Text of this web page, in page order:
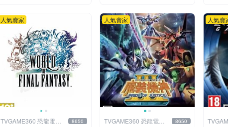
人氣賣家
TVGAME360 恐龍電玩- 8650
人氣賣家
TVGAME360 恐龍電玩- 8650
人氣賣